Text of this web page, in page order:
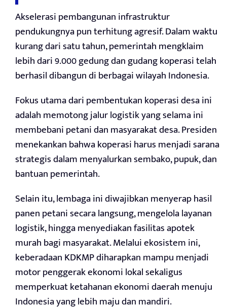
Akselerasi pembangunan infrastruktur
pendukungnya pun terhitung agresif. Dalam waktu
kurang dari satu tahun, pemerintah mengklaim
lebih dari 9.000 gedung dan gudang koperasi telah
berhasil dibangun di berbagai wilayah Indonesia.
Fokus utama dari pembentukan koperasi desa ini
adalah memotong jalur logistik yang selama ini
membebani petani dan masyarakat desa. Presiden
menekankan bahwa koperasi harus menjadi sarana
strategis dalam menyalurkan sembako, pupuk, dan
bantuan pemerintah.
Selain itu, lembaga ini diwajibkan menyerap hasil
panen petani secara langsung, mengelola layanan
logistik, hingga menyediakan fasilitas apotek
murah bagi masyarakat. Melalui ekosistem ini,
keberadaan KDKMP diharapkan mampu menjadi
motor penggerak ekonomi lokal sekaligus
memperkuat ketahanan ekonomi daerah menuju
Indonesia yang lebih maju dan mandiri.